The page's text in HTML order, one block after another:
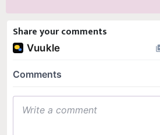
Share your comments